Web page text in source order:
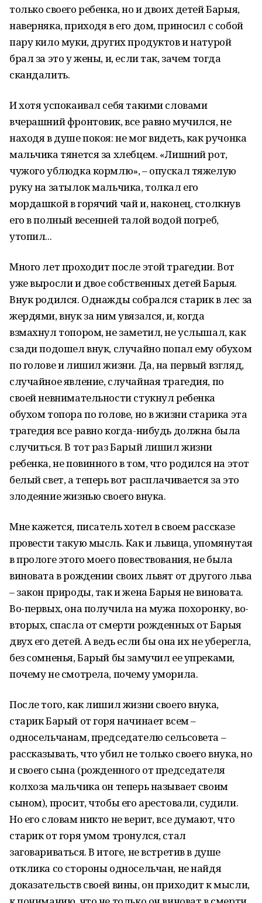
только своего ребенка, но и двоих детей Барыя,
наверняка, приходя в его дом, приносил с собой
пару кило муки, других продуктов и натурой
брал за это у жены, и, если так, зачем тогда
скандалить.
И хотя успокаивал себя такими словами
вчерашний фронтовик, все равно мучился, не
находя в душе покоя: не мог видеть, как ручонка
мальчика тянется за хлебцем. «Лишний рот,
чужого ублюдка кормлю», – опускал тяжелую
руку на затылок мальчика, толкал его
мордашкой в горячий чай и, наконец, столкнув
его в полный весенней талой водой погреб,
утопил...
Много лет проходит после этой трагедии. Вот
уже выросли и двое собственных детей Барыя.
Внук родился. Однажды собрался старик в лес за
жердями, внук за ним увязался, и, когда
взмахнул топором, не заметил, не услышал, как
сзади подошел внук, случайно попал ему обухом
по голове и лишил жизни. Да, на первый взгляд,
случайное явление, случайная трагедия, по
своей невнимательности стукнул ребенка
обухом топора по голове, но в жизни старика эта
трагедия все равно когда-нибудь должна была
случиться. В тот раз Барый лишил жизни
ребенка, не повинного в том, что родился на этот
белый свет, а теперь вот расплачивается за это
злодеяние жизнью своего внука.
Мне кажется, писатель хотел в своем рассказе
провести такую мысль. Как и львица, упомянутая
в прологе этого моего повествования, не была
виновата в рождении своих львят от другого льва
– закон природы, так и жена Барыя не виновата.
Во-первых, она получила на мужа похоронку, во-
вторых, спасла от смерти рожденных от Барыя
двух его детей. А ведь если бы она их не уберегла,
без сомненья, Барый бы замучил ее упреками,
почему не смотрела, почему уморила.
После того, как лишил жизни своего внука,
старик Барый от горя начинает всем –
односельчанам, председателю сельсовета –
рассказывать, что убил не только своего внука, но
и своего сына (рожденного от председателя
колхоза мальчика он теперь называет своим
сыном), просит, чтобы его арестовали, судили.
Но его словам никто не верит, все думают, что
старик от горя умом тронулся, стал
заговариваться. В итоге, не встретив в душе
отклика со стороны односельчан, не найдя
доказательств своей вины, он приходит к мысли,